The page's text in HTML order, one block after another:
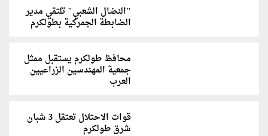
"النضال الشعبي" تلتقي مدير
الضابطة الجمركية بطولكرم
محافظ طولكرم يستقبل ممثل
جمعية المهندسين الزراعيين
العرب
قوات الاحتلال تعتقل 3 شبان
شرق طولكرم